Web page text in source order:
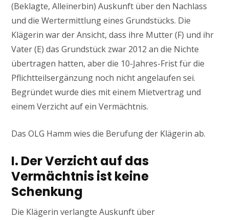
(Beklagte, Alleinerbin) Auskunft über den Nachlass
und die Wertermittlung eines Grundstücks. Die
Klägerin war der Ansicht, dass ihre Mutter (F) und ihr
Vater (E) das Grundstück zwar 2012 an die Nichte
übertragen hatten, aber die 10-Jahres-Frist für die
Pflichtteilsergänzung noch nicht angelaufen sei.
Begründet wurde dies mit einem Mietvertrag und
einem Verzicht auf ein Vermächtnis.
Das OLG Hamm wies die Berufung der Klägerin ab.
I. Der Verzicht auf das
Vermächtnis ist keine
Schenkung
Die Klägerin verlangte Auskunft über